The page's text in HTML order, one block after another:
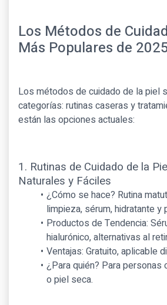
Los Métodos de
Más Populares de
Los métodos de cuidado de la piel
categorías: rutinas caseras y
están las opciones actuales:
1. Rutinas de Cuidado de la
Naturales y Fáciles
¿Cómo se hace? Rutina
limpieza, sérum, hidratante y
Productos de Tendencia:
hialurónico, alternativas al
Ventajas: Gratuito, aplicable
¿Para quién? Para personas
o piel seca.